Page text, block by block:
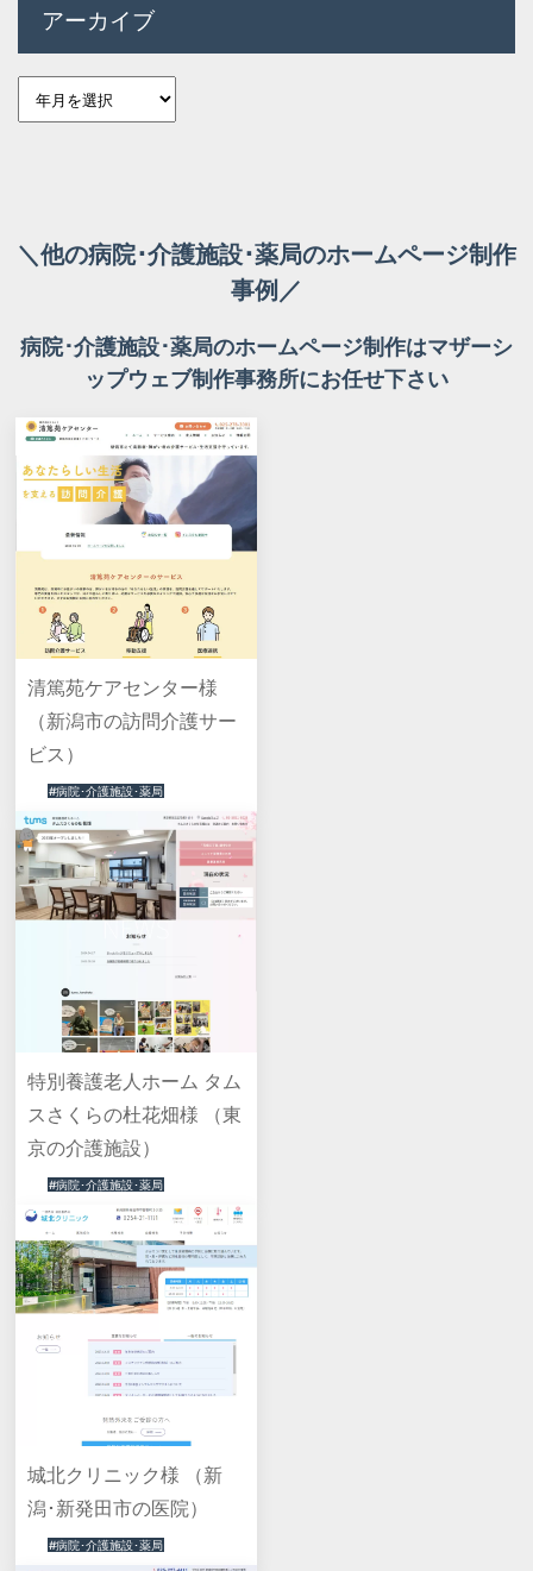
アーカイブ
＼他の病院･介護施設･薬局のホームページ制作
事例／
病院･介護施設･薬局のホームページ制作はマザーシ
ップウェブ制作事務所にお任せ下さい
清篤苑ケアセンター様
（新潟市の訪問介護サー
ビス）
#病院･介護施設･薬局
特別養護老人ホーム タム
スさくらの杜花畑様 （東
京の介護施設）
#病院･介護施設･薬局
城北クリニック様 （新
潟･新発田市の医院）
#病院･介護施設･薬局